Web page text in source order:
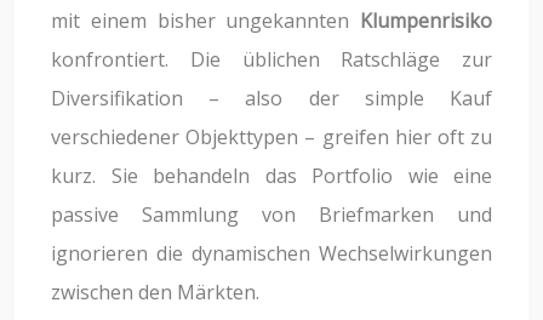
mit einem bisher ungekannten Klumpenrisiko
konfrontiert. Die üblichen Ratschläge zur
Diversifikation – also der simple Kauf
verschiedener Objekttypen – greifen hier oft zu
kurz. Sie behandeln das Portfolio wie eine
passive Sammlung von Briefmarken und
ignorieren die dynamischen Wechselwirkungen
zwischen den Märkten.